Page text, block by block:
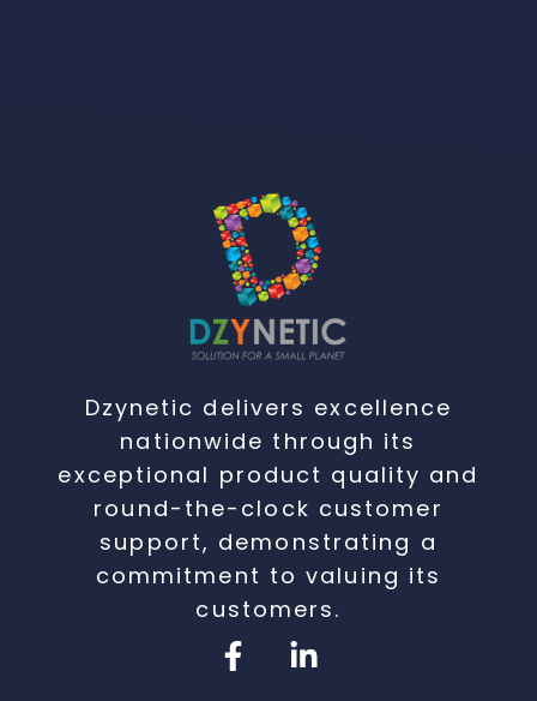
Dzynetic delivers excellence
nationwide through its
exceptional product quality and
round-the-clock customer
support, demonstrating a
commitment to valuing its
customers.
F
a
i